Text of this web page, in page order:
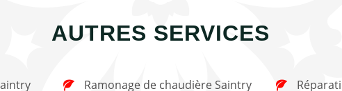
AUTRES SERVICES